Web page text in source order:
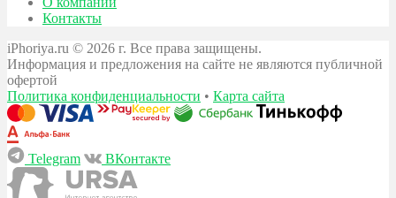
Контакты
iPhoriya.ru © 2026 г. Все права защищены.
Информация и предложения на сайте не являются публичной
офертой
Политика конфиденциальности • Карта сайта
Telegram ВКонтакте